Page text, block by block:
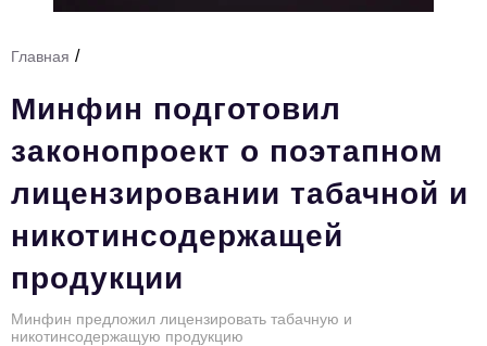
Тема номера
HR
Персона номера
Инфраструктура развития
Технологии и тренды
Туризм
Главная /
Минфин подготовил
законопроект о поэтапном
лицензировании табачной и
никотинсодержащей
продукции
Минфин предложил лицензировать табачную и
никотинсодержащую продукцию